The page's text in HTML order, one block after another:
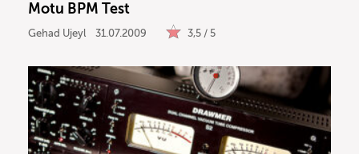
Motu BPM Test
Gehad Ujeyl 31.07.2009 3,5 / 5